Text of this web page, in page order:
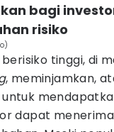
bagi
risiko
tinggi, di
, meminjamkan,
dapat menerima